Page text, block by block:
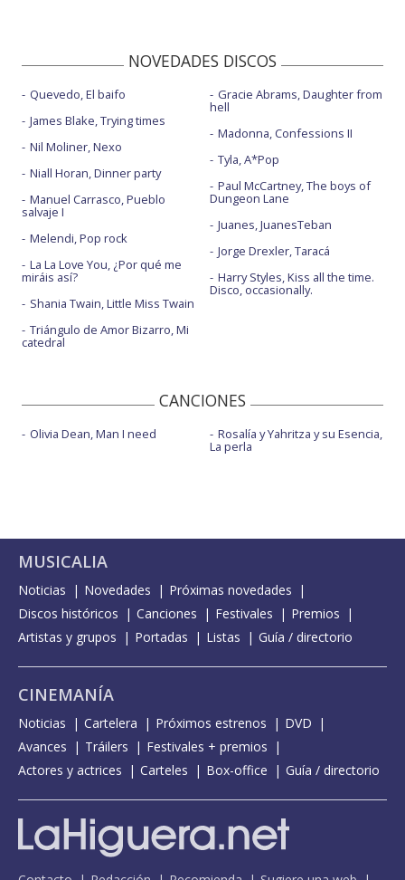
NOVEDADES DISCOS
Quevedo, El baifo
James Blake, Trying times
Nil Moliner, Nexo
Niall Horan, Dinner party
Manuel Carrasco, Pueblo
salvaje I
Melendi, Pop rock
La La Love You, ¿Por qué me
miráis así?
Shania Twain, Little Miss Twain
Triángulo de Amor Bizarro, Mi
catedral
Gracie Abrams, Daughter from
hell
Madonna, Confessions II
Tyla, A*Pop
Paul McCartney, The boys of
Dungeon Lane
Juanes, JuanesTeban
Jorge Drexler, Taracá
Harry Styles, Kiss all the time.
Disco, occasionally.
CANCIONES
Olivia Dean, Man I need Rosalía y Yahritza y su Esencia,
La perla
MUSICALIA
Noticias Novedades
Próximas novedades
Discos históricos
Canciones Festivales
Premios
Artistas y grupos
Portadas Listas Guía / directorio
CINEMANÍA
Noticias Cartelera Próximos estrenos
DVD
Avances
Tráilers
Festivales + premios
Actores y actrices
Carteles Box-office Guía / directorio